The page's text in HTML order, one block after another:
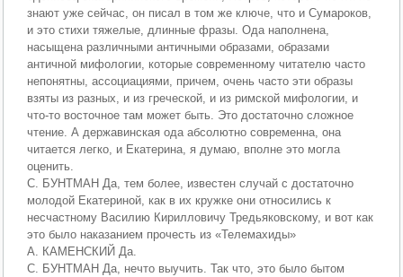
знают уже сейчас, он писал в том же ключе, что и Сумароков,
и это стихи тяжелые, длинные фразы. Ода наполнена,
насыщена различными античными образами, образами
античной мифологии, которые современному читателю часто
непонятны, ассоциациями, причем, очень часто эти образы
взяты из разных, и из греческой, и из римской мифологии, и
что-то восточное там может быть. Это достаточно сложное
чтение. А державинская ода абсолютно современна, она
читается легко, и Екатерина, я думаю, вполне это могла
оценить.
С. БУНТМАН Да, тем более, известен случай с достаточно
молодой Екатериной, как в их кружке они относились к
несчастному Василию Кирилловичу Тредьяковскому, и вот как
это было наказанием прочесть из «Телемахиды»
А. КАМЕНСКИЙ Да.
С. БУНТМАН Да, нечто выучить. Так что, это было бытом